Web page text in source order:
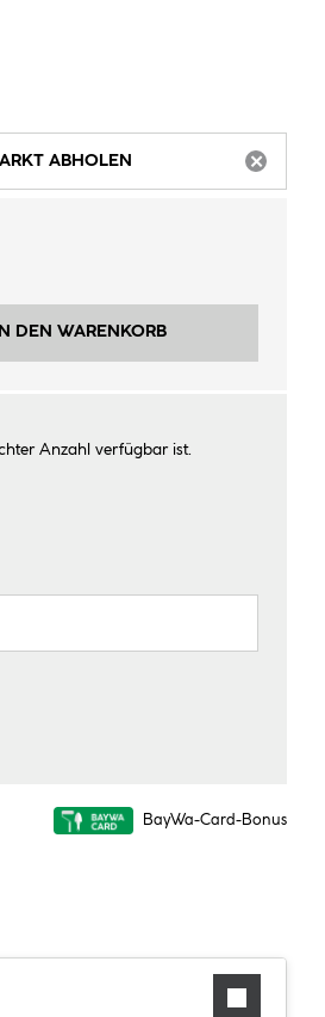
ABHOLEN
IN DEN WARENKORB
Anzahl verfügbar ist.
BayWa-Card-Bonus